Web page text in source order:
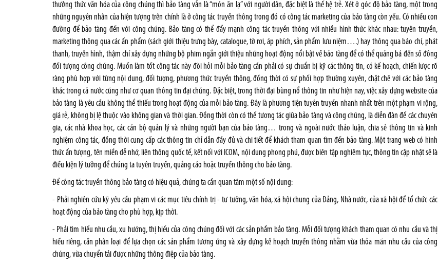
thưởng thức văn hóa của công chúng thì bảo tàng vẫn là “món ăn lạ” với người dân, đặc biệt là thế hệ trẻ. Xét ở góc độ bảo tàng, một trong
những nguyên nhân của hiện tượng trên chính là ở công tác truyền thông trong đó có công tác marketing của bảo tàng còn yếu. Có nhiều con
đường để bảo tàng đến với công chúng. Bảo tàng có thể đẩy mạnh công tác truyền thông với nhiều hình thức khác nhau: tuyên truyền,
marketing thông qua các ấn phẩm (sách giới thiệu trưng bày, catalogue, tờ rơi, áp phích, sản phẩm lưu niệm….) hay thông qua báo chí, phát
thanh, truyền hình, thậm chí xây dựng những bộ phim ngắn giới thiệu những hoạt động nổi bật về bảo tàng để có thể quảng bá đến số đông
đối tượng công chúng. Muốn làm tốt công tác này đòi hỏi mỗi bảo tàng cần phải có sự chuẩn bị kỹ các thông tin, có kế hoạch, chiến lược rõ
ràng phù hợp với từng nội dung, đối tượng, phương thức truyền thông, đồng thời có sự phối hợp thường xuyên, chặt chẽ với các bảo tàng
khác trong cả nước cũng như cơ quan thông tin đại chúng. Đặc biệt, trong thời đại bùng nổ thông tin như hiện nay, việc xây dựng website của
bảo tàng là yêu cầu không thể thiếu trong hoạt động của mỗi bảo tàng. Đây là phương tiện tuyên truyền nhanh nhất trên một phạm vi rộng,
giá rẻ, không bị lệ thuộc vào không gian và thời gian. Đồng thời còn có thể tương tác giữa bảo tàng và công chúng, là diễn đàn để các chuyên
gia, các nhà khoa học, các cán bộ quản lý và những người bạn của bảo tàng… trong và ngoài nước thảo luận, chia sẻ thông tin và kinh
nghiệm công tác, đồng thời cung cấp các thông tin chỉ dẫn đầy đủ và chi tiết để khách tham quan tìm đến bảo tàng. Một trang web có hình
thức ấn tượng, tên miền dễ nhớ, liên thông quốc tế, kết nối với ICOM, nội dung phong phú, được biên tập nghiêm tục, thông tin cập nhật sẽ là
điều kiện lý tưởng để chúng ta tuyên truyền, quảng cáo hoặc truyền thông cho bảo tàng.
Để công tác truyền thông bảo tàng có hiệu quả, chúng ta cần quan tâm một số nội dung:
- Phải nghiên cứu kỹ yêu cầu phạm vi các mục tiêu chính trị - tư tưởng, văn hóa, xã hội chung của Đảng, Nhà nước, của xã hội để tổ chức các
hoạt động của bảo tàng cho phù hợp, kịp thời.
- Phải tìm hiểu nhu cầu, xu hướng, thị hiếu của công chúng đối với các sản phẩm bảo tàng. Mỗi đối tượng khách tham quan có nhu cầu và thị
hiếu riêng, cần phân loại để lựa chọn các sản phẩm tương ứng và xây dựng kế hoạch truyền thông nhằm vừa thỏa mãn nhu cầu của công
chúng, vừa chuyển tải được những thông điệp của bảo tàng.